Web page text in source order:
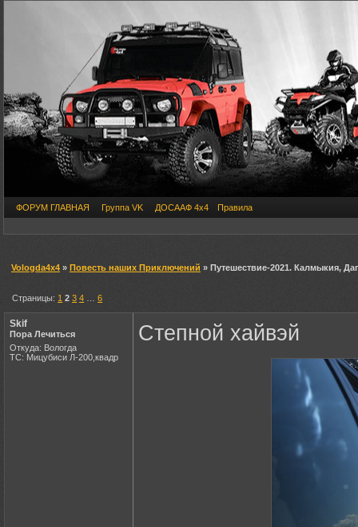
ФОРУМ ГЛАВНАЯ Группа VK ДОСААФ 4х4 Правила
Vologda4x4 » Повесть наших Приключений » Путешествие-2021. Калмыкия,
Страницы: 1 2 3 4 …6
Skif
Пора Лечиться
Откуда: Вологда
ТС: Мицубиси Л-200,квадр
Степной хайвэй